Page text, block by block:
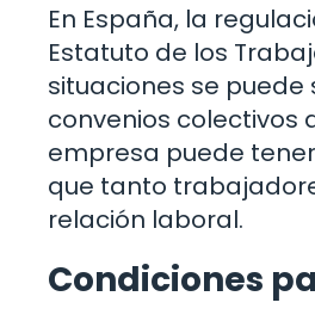
En España, la
Estatuto de los
situaciones se puede
convenios colectivos
empresa puede
que tanto
relación laboral.
Condiciones